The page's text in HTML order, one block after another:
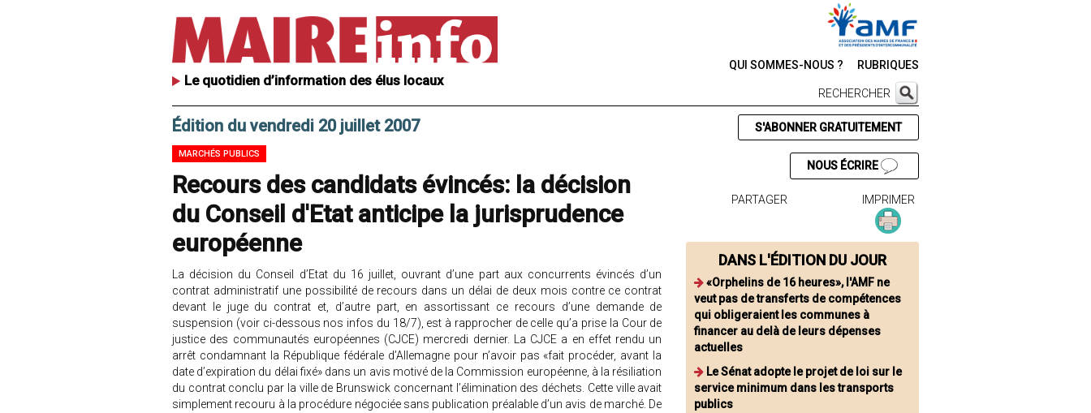
Le quotidien d’information des élus locaux
QUI SOMMES-NOUS ? RUBRIQUES
RECHERCHER
Édition du vendredi 20 juillet 2007
MARCHÉS PUBLICS
Recours des candidats évincés: la décision
du Conseil d'Etat anticipe la jurisprudence
européenne
La décision du Conseil d’Etat du 16 juillet, ouvrant d’une part aux concurrents évincés d’un
contrat administratif une possibilité de recours dans un délai de deux mois contre ce contrat
devant le juge du contrat et, d’autre part, en assortissant ce recours d’une demande de
suspension (voir ci-dessous nos infos du 18/7), est à rapprocher de celle qu’a prise la Cour de
justice des communautés européennes (CJCE) mercredi dernier. La CJCE a en effet rendu un
arrêt condamnant la République fédérale d’Allemagne pour n’avoir pas «fait procéder, avant la
date d’expiration du délai fixé» dans un avis motivé de la Commission européenne, à la résiliation
du contrat conclu par la ville de Brunswick concernant l’élimination des déchets. Cette ville avait
simplement recouru à la procédure négociée sans publication préalable d’un avis de marché. De
S'ABONNER GRATUITEMENT
NOUS ÉCRIRE
PARTAGER IMPRIMER
DANS L'ÉDITION DU JOUR
«Orphelins de 16 heures», l'AMF ne
veut pas de transferts de compétences
qui obligeraient les communes à
financer au delà de leurs dépenses
actuelles
Le Sénat adopte le projet de loi sur le
service minimum dans les transports
publics